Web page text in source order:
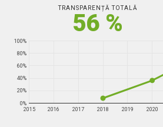
TRANSPARENȚĂ TOTALĂ
56 %
2015 2016 2017 2018 2019 2020
0%
20%
40%
60%
80%
100%